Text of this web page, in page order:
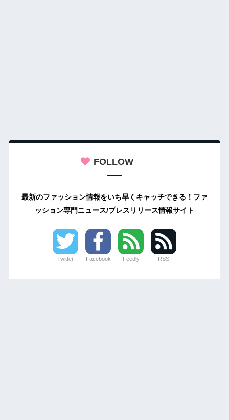
FOLLOW
最新のファッション情報をいち早くキャッチできる！ファ
ッション専門ニュース/プレスリリース情報サイト
Twitter Facebook Feedly RSS